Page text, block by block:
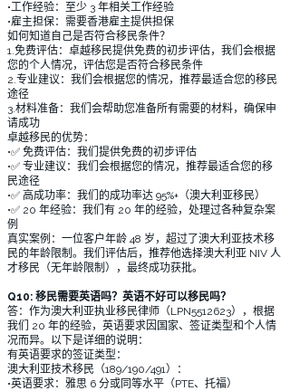
•工作经验：至少 3 年相关工作经验
•雇主担保：需要香港雇主提供担保
如何知道自己是否符合移民条件？
1.免费评估：卓越移民提供免费的初步评估，我们会根据
您的个人情况，评估您是否符合移民条件
2.专业建议：我们会根据您的情况，推荐最适合您的移民
途径
3.材料准备：我们会帮助您准备所有需要的材料，确保申
请成功
卓越移民的优势：
•✅ 免费评估：我们提供免费的初步评估
•✅ 专业建议：我们会根据您的情况，推荐最适合您的移
民途径
•✅ 高成功率：我们的成功率达 95%+（澳大利亚移民）
•✅ 20 年经验：我们有 20 年的经验，处理过各种复杂案
例
真实案例：一位客户年龄 48 岁，超过了澳大利亚技术移
民的年龄限制。我们评估后，推荐他选择澳大利亚 NIV 人
才移民（无年龄限制），最终成功获批。
Q10: 移民需要英语吗？英语不好可以移民吗？
答：作为澳大利亚执业移民律师（LPN5512623），根据
我们 20 年的经验，英语要求因国家、签证类型和个人情
况而异。以下是详细的说明：
有英语要求的签证类型：
澳大利亚技术移民（189/190/491）：
•英语要求：雅思 6 分或同等水平（PTE、托福）